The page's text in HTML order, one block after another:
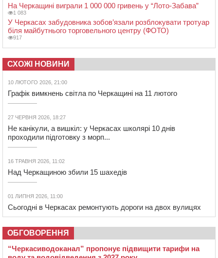
На Черкащині виграли 1 000 000 гривень у “Лото-Забава”
1 083
У Черкасах забудовника зобов’язали розблокувати тротуар
біля майбутнього торговельного центру (ФОТО)
917
СХОЖІ НОВИНИ
10 ЛЮТОГО 2026, 21:00
Графік вимкнень світла по Черкащині на 11 лютого
27 ЧЕРВНЯ 2026, 18:27
Не канікули, а вишкіл: у Черкасах школярі 10 днів
проходили підготовку з морп...
16 ТРАВНЯ 2026, 11:02
Над Черкащиною збили 15 шахедів
01 ЛИПНЯ 2026, 11:00
Сьогодні в Черкасах ремонтують дороги на двох вулицях
ОБГОВОРЕННЯ
“Черкасиводоканал” пропонує підвищити тарифи на